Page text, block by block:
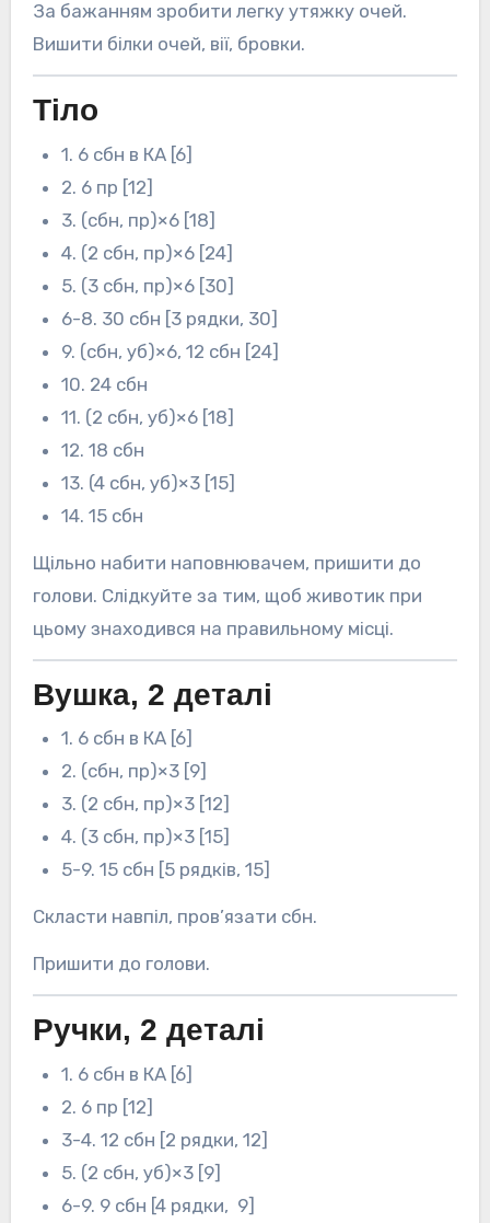
За бажанням зробити легку утяжку очей.
Вишити білки очей, вії, бровки.
Тіло
1. 6 сбн в КА [6]
2. 6 пр [12]
3. (сбн, пр)×6 [18]
4. (2 сбн, пр)×6 [24]
5. (3 сбн, пр)×6 [30]
6-8. 30 сбн [3 рядки, 30]
9. (сбн, уб)×6, 12 сбн [24]
10. 24 сбн
11. (2 сбн, уб)×6 [18]
12. 18 сбн
13. (4 сбн, уб)×3 [15]
14. 15 сбн
Щільно набити наповнювачем, пришити до
голови. Слідкуйте за тим, щоб животик при
цьому знаходився на правильному місці.
Вушка, 2 деталі
1. 6 сбн в КА [6]
2. (сбн, пр)×3 [9]
3. (2 сбн, пр)×3 [12]
4. (3 сбн, пр)×3 [15]
5-9. 15 сбн [5 рядків, 15]
Скласти навпіл, пров’язати сбн.
Пришити до голови.
Ручки, 2 деталі
1. 6 сбн в КА [6]
2. 6 пр [12]
3-4. 12 сбн [2 рядки, 12]
5. (2 сбн, уб)×3 [9]
6-9. 9 сбн [4 рядки, 9]